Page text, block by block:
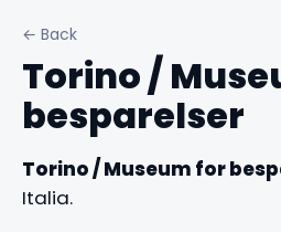
← Back
Torino /
besparelser
Torino / Museum for
Italia.